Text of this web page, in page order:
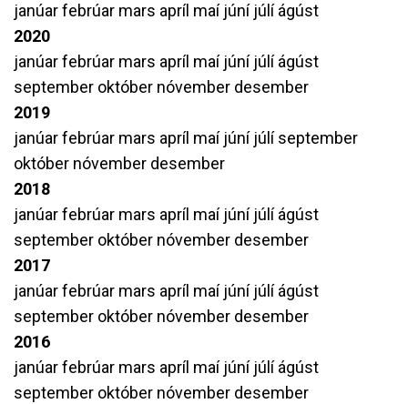
janúarfebrúar mars apríl maí júní júlíágúst
2020
janúarfebrúar mars apríl maí júní júlíágúst
september október nóvember desember
2019
janúarfebrúar mars apríl maí júní júlíseptember
október nóvember desember
2018
janúarfebrúar mars apríl maí júní júlíágúst
september október nóvember desember
2017
janúarfebrúar mars apríl maí júní júlíágúst
september október nóvember desember
2016
janúarfebrúar mars apríl maí júní júlíágúst
september október nóvember desember